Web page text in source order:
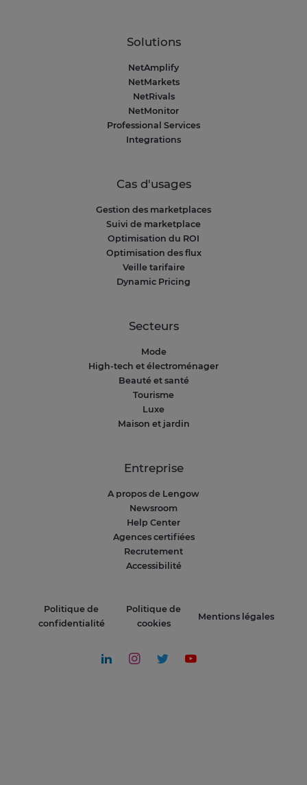
Solutions
NetAmplify
NetMarkets
NetRivals
NetMonitor
Professional Services
Integrations
Cas d'usages
Gestion des marketplaces
Suivi de marketplace
Optimisation du ROI
Optimisation des flux
Veille tarifaire
Dynamic Pricing
Secteurs
Mode
High-tech et électroménager
Beauté et santé
Tourisme
Luxe
Maison et jardin
Entreprise
A propos de Lengow
Newsroom
Help Center
Agences certifiées
Recrutement
Accessibilité
Politique de
confidentialité
Politique de
cookies
Mentions légales